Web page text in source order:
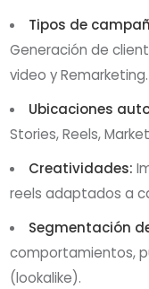
Tipos de
Generación de
video y Remarketing.
Ubicaciones
Stories, Reels,
Creatividades:
reels adaptados a
Segmentación
comportamientos,
(lookalike).